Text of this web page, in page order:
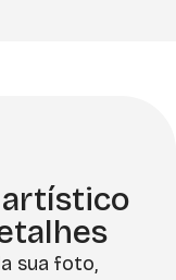
artístico
sua foto,